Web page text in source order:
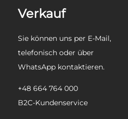
Verkauf
Sie können uns per E-Mail,
telefonisch oder über
WhatsApp kontaktieren.
+48 664 764 000
B2C-Kundenservice